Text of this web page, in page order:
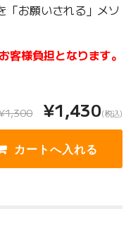
「お願いされる」メソ
客様負担となります。
¥1,430(税込)